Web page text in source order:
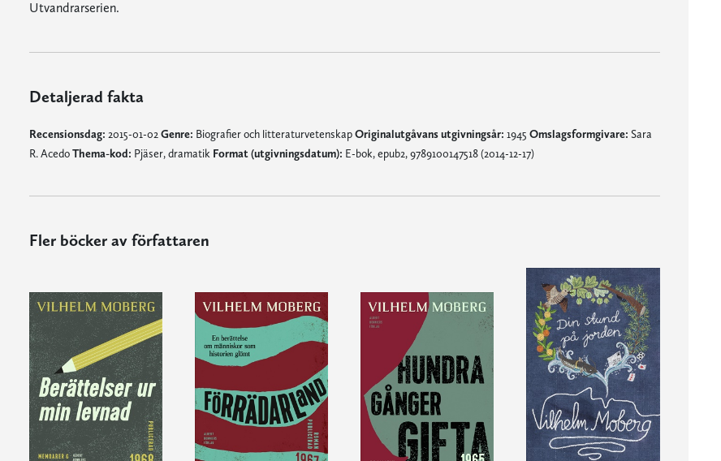
Utvandrarserien.
Detaljerad fakta
Recensionsdag: 2015-01-02 Genre: Biografier och litteraturvetenskapOriginalutgåvans utgivningsår: 1945 Omslagsformgivare: Sara
R. AcedoThema-kod: Pjäser, dramatik Format (utgivningsdatum): E-bok, epub2, 9789100147518 (2014-12-17)
Fler böcker av författaren